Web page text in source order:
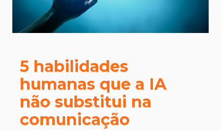
5 habilidades
humanas que a IA
não substitui na
comunicação